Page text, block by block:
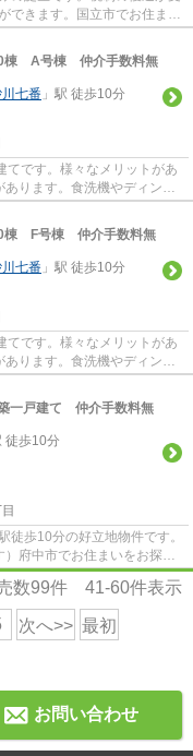
できます。国立市でお住まい
棟 A号棟 仲介手数料無
七番 」駅 徒歩10分
てです。様々なメリットがあ
ります。食洗機やディンプ
...
棟 F号棟 仲介手数料無
七番 」駅 徒歩10分
てです。様々なメリットがあ
ります。食洗機やディンプ
...
一戸建て 仲介手数料無
徒歩10分
徒歩10分の好立地物件です。
府中市でお住まいをお探し
...
数99件 41-60件表示
次へ>> 最初
お問い合わせ